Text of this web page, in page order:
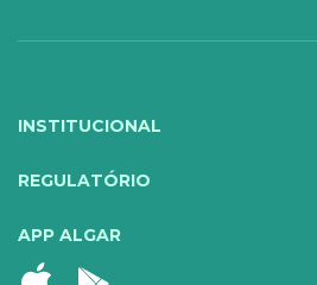
Exa Segurança
MediQuo Empresas
Helptec
Inner IA
INSTITUCIONAL
REGULATÓRIO
APP ALGAR